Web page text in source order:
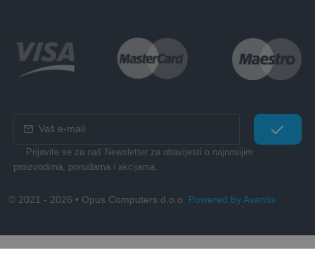
Prijavite se za naš Newsletter za obavijesti o najnovijim
proizvodima, ponudama i akcijama.
© 2021 - 2026 • Opus Computers d.o.o. Powered by Avantis